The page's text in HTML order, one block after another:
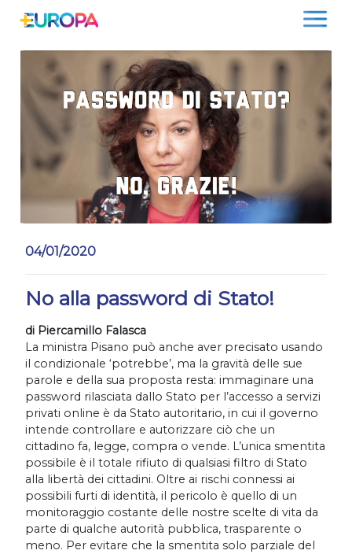
04/01/2020
No alla password di Stato!
di Piercamillo Falasca
La ministra Pisano può anche aver precisato usando
il condizionale ‘potrebbe’, ma la gravità delle sue
parole e della sua proposta resta: immaginare una
password rilasciata dallo Stato per l’accesso a servizi
privati online è da Stato autoritario, in cui il governo
intende controllare e autorizzare ciò che un
cittadino fa, legge, compra o vende. L’unica smentita
possibile è il totale rifiuto di qualsiasi filtro di Stato
alla libertà dei cittadini. Oltre ai rischi connessi ai
possibili furti di identità, il pericolo è quello di un
monitoraggio costante delle nostre scelte di vita da
parte di qualche autorità pubblica, trasparente o
meno. Per evitare che la smentita solo parziale del